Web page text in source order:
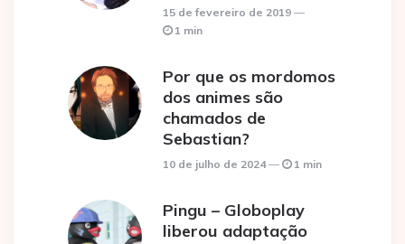
15 de fevereiro de 2019
1 min
Por que os mordomos
dos animes são
chamados de
Sebastian?
10 de julho de 2024 1 min
Pingu – Globoplay
liberou adaptação